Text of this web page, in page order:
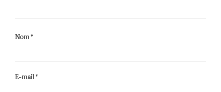
Nom*
E-mail*